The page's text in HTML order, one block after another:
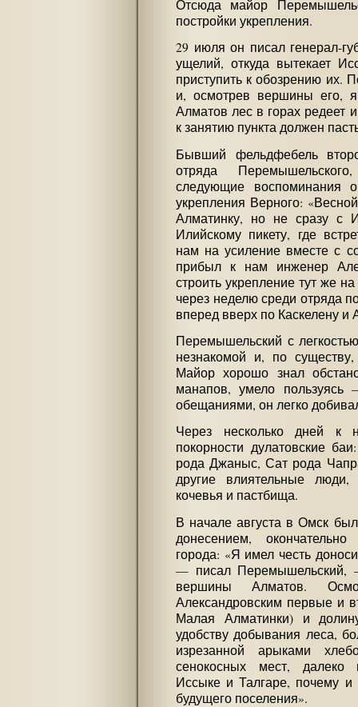
Отсюда майор
постройки укрепления.
29 июля он писал генерал-
ущелий, откуда вытекает
приступить к обозрению их.
и, осмотрев вершины его,
Алматов лес в горах редеет
к занятию пункта должен
Бывший фельдфебель
отряда
следующие воспоминания
укрепления Верного:
Алматинку, но не сразу с
Илийскому пикету, где
нам на усиление вместе с
прибыл к нам инженер
строить укрепление тут же
через неделю среди отряда
вперед вверх по Каскелену и
Перемышельский с
незнакомой и, по
Майор хорошо знал
манапов, умело
обещаниями, он легко
Через несколько дней к
покорности дулатовские
рода Джаныс, Сат рода
другие влиятельные
кочевья и пастбища.
В начале августа в Омск
донесением,
города: «Я имел честь
— писал Перемышельский,
вершины Алматов.
Александровским первые и
Малая Алматинки) и
удобству добывания леса,
изрезанной арыками
сенокосных мест,
Иссыке и Талгаре, почему
будущего поселения».